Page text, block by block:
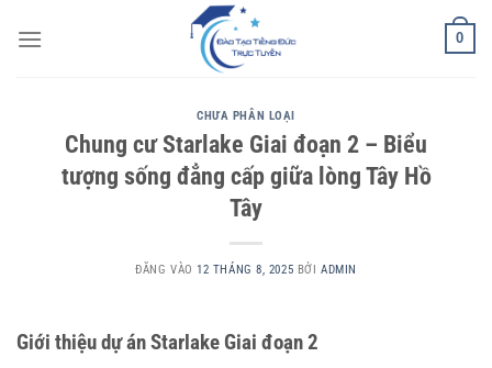
qua
0
CHƯA PHÂN LOẠI
Chung cư Starlake Giai đoạn 2 – Biểu
tượng sống đẳng cấp giữa lòng Tây Hồ
Tây
ĐĂNG VÀO12 THÁNG 8, 2025 BỞI ADMIN
Giới thiệu dự án Starlake Giai đoạn 2